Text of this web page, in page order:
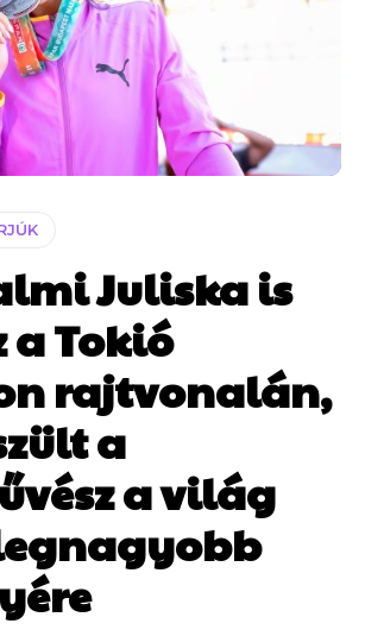
Juliska is
a Tokió
rajtvonalán,
a
a világ